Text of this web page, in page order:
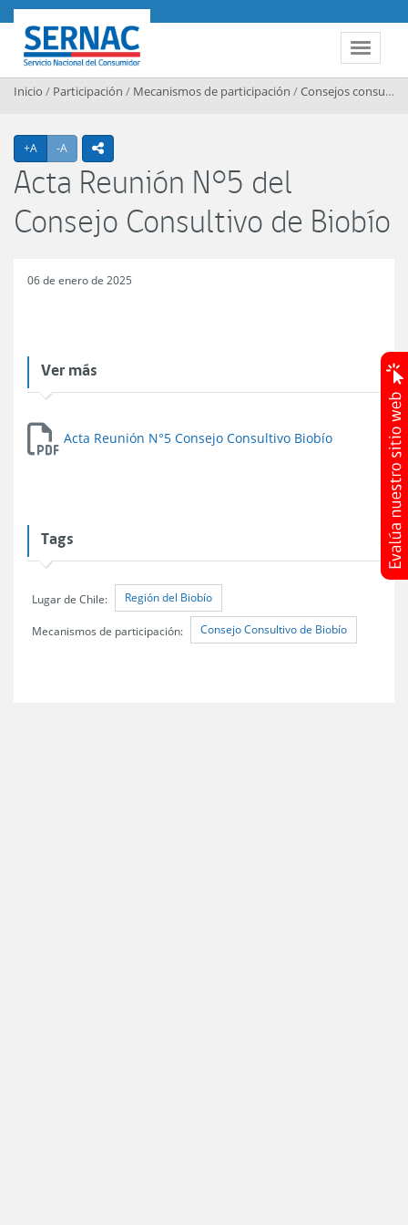
Contenido principal
Toggle
SERNAC
Inicio / Participación / Mecanismos de participación /Consejos consultivos regionales
+A Agrandar texto
-A Achicar textoicono compartir
Acta Reunión N°5 del
Consejo Consultivo de Biobío
06 de enero de 2025
Ver más
Acta Reunión N°5 Consejo Consultivo Biobío
Tags
Lugar de Chile: Región del Biobío
Mecanismos de participación: Consejo Consultivo de Biobío